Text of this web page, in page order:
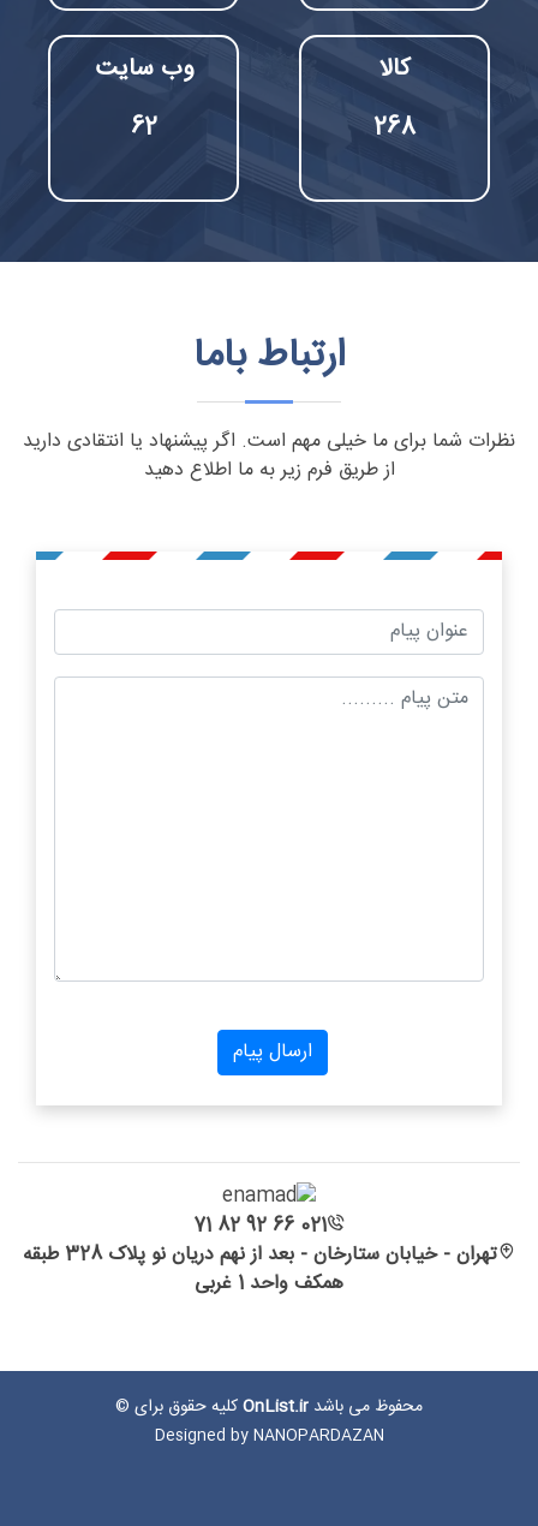
کالا
322
وب سایت
62
ارتباط باما
نظرات شما برای ما خیلی مهم است. اگر پیشنهاد یا انتقادی دارید
از طریق فرم زیر به ما اطلاع دهید
021 66 92 82 71
تهران - خیابان ستارخان - بعد از نهم دریان نو پلاک 328 طبقه
همکف واحد 1 غربی
محفوظ می باشد OnList.irکلیه حقوق برای ©
Designed byNANOPARDAZAN